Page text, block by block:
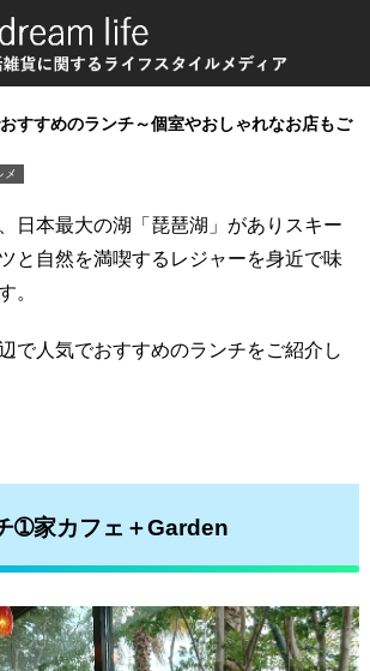
すすめのランチ～個室やおしゃれなお店もご
メ
日本最大の湖「琵琶湖」がありスキー
と自然を満喫するレジャーを身近で味
。
で人気でおすすめのランチをご紹介し
➀家カフェ＋Garden